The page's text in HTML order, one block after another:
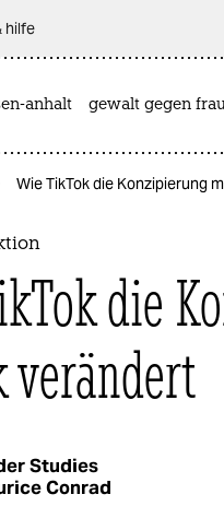
hilfe
anhalt gewalt gegen
Wie TikTok die Konzipierung
die
Studies
Conrad